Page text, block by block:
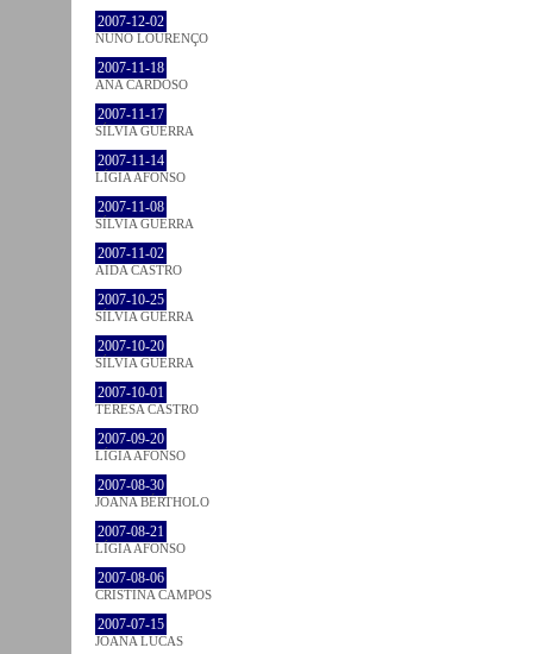
2007-12-02
NUNO LOURENÇO
2007-11-18
ANA CARDOSO
2007-11-17
SÍLVIA GUERRA
2007-11-14
LÍGIA AFONSO
2007-11-08
SÍLVIA GUERRA
2007-11-02
AIDA CASTRO
2007-10-25
SÍLVIA GUERRA
2007-10-20
SÍLVIA GUERRA
2007-10-01
TERESA CASTRO
2007-09-20
LÍGIA AFONSO
2007-08-30
JOANA BÉRTHOLO
2007-08-21
LÍGIA AFONSO
2007-08-06
CRISTINA CAMPOS
2007-07-15
JOANA LUCAS